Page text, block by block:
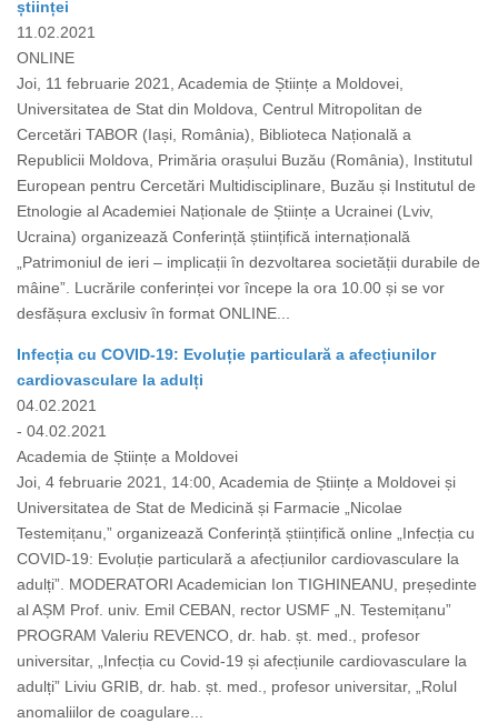
științei
11.02.2021
ONLINE
Joi, 11 februarie 2021, Academia de Științe a Moldovei,
Universitatea de Stat din Moldova, Centrul Mitropolitan de
Cercetări TABOR (Iași, România), Biblioteca Națională a
Republicii Moldova, Primăria orașului Buzău (România), Institutul
European pentru Cercetări Multidisciplinare, Buzău și Institutul de
Etnologie al Academiei Naționale de Științe a Ucrainei (Lviv,
Ucraina) organizează Conferință științifică internațională
„Patrimoniul de ieri – implicații în dezvoltarea societății durabile de
mâine”. Lucrările conferinței vor începe la ora 10.00 și se vor
desfășura exclusiv în format ONLINE...
Infecția cu COVID-19: Evoluție particulară a afecțiunilor
cardiovasculare la adulți
04.02.2021
- 04.02.2021
Academia de Științe a Moldovei
Joi, 4 februarie 2021, 14:00, Academia de Științe a Moldovei și
Universitatea de Stat de Medicină și Farmacie „Nicolae
Testemițanu,” organizează Conferință științifică online „Infecția cu
COVID-19: Evoluție particulară a afecțiunilor cardiovasculare la
adulți”. MODERATORI Academician Ion TIGHINEANU, președinte
al AȘM Prof. univ. Emil CEBAN, rector USMF „N. Testemițanu”
PROGRAM Valeriu REVENCO, dr. hab. șt. med., profesor
universitar, „Infecția cu Covid-19 și afecțiunile cardiovasculare la
adulți” Liviu GRIB, dr. hab. șt. med., profesor universitar, „Rolul
anomaliilor de coagulare...